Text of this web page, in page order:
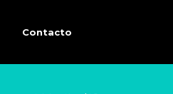
Contacto